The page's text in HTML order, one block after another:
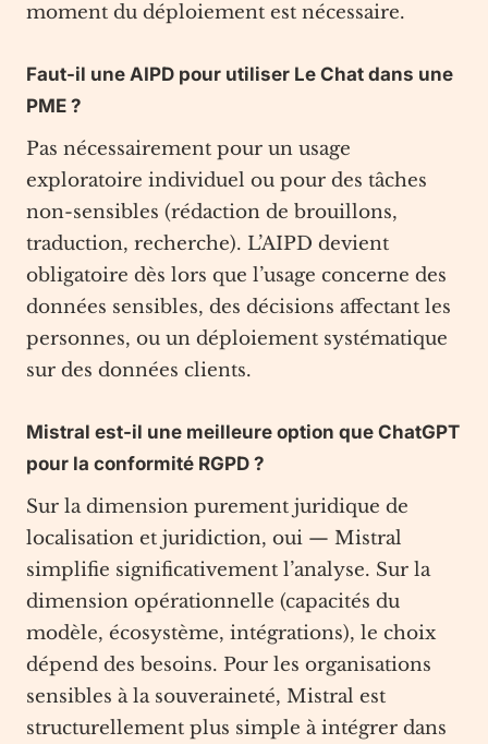
moment du déploiement est nécessaire.
Faut-il une AIPD pour utiliser Le Chat dans une
PME ?
Pas nécessairement pour un usage
exploratoire individuel ou pour des tâches
non-sensibles (rédaction de brouillons,
traduction, recherche). L’AIPD devient
obligatoire dès lors que l’usage concerne des
données sensibles, des décisions affectant les
personnes, ou un déploiement systématique
sur des données clients.
Mistral est-il une meilleure option que ChatGPT
pour la conformité RGPD ?
Sur la dimension purement juridique de
localisation et juridiction, oui — Mistral
simplifie significativement l’analyse. Sur la
dimension opérationnelle (capacités du
modèle, écosystème, intégrations), le choix
dépend des besoins. Pour les organisations
sensibles à la souveraineté, Mistral est
structurellement plus simple à intégrer dans